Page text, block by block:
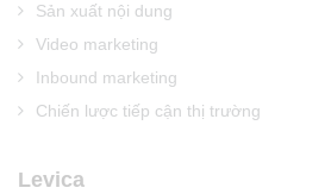
Sản xuất nội dung
Video marketing
Inbound marketing
Chiến lược tiếp cận thị trường
Levica